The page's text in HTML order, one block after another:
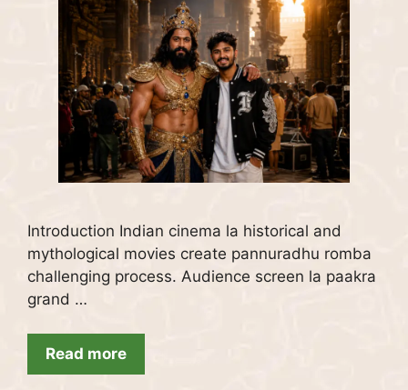
Introduction Indian cinema la historical and
mythological movies create pannuradhu romba
challenging process. Audience screen la paakra
grand …
Read more